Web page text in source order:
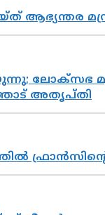
ആഭ്യന്തര
ലോക്സഭ
അതൃപ്തി